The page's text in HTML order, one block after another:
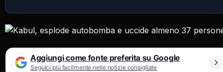
Aggiungi come fonte preferita su Google
Seguici più facilmente nelle notizie consigliate